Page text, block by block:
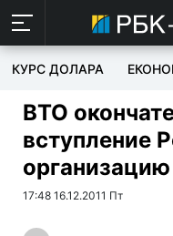
КУРС ДОЛАРА
ВТО
вступление
организацию
17:48 16.12.2011 Пт